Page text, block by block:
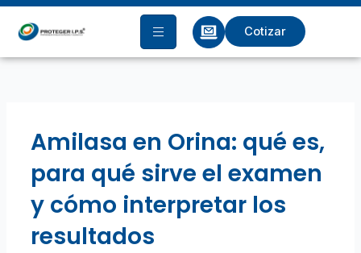
Ir
contenido
Cotizar
Amilasa en Orina: qué es,
para qué sirve el examen
y cómo interpretar los
resultados